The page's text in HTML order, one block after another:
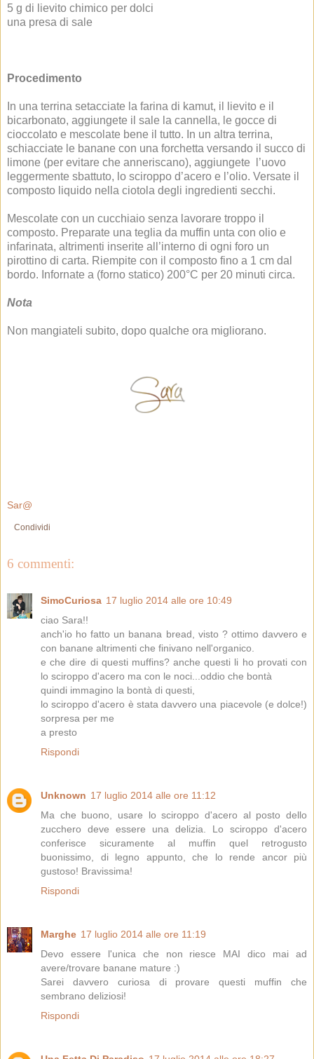
5 g di lievito chimico per dolci
una presa di sale
Procedimento
In una terrina setacciate la farina di kamut, il lievito e il
bicarbonato, aggiungete il sale la cannella, le gocce di
cioccolato e mescolate bene il tutto. In un altra terrina,
schiacciate le banane con una forchetta versando il succo di
limone (per evitare che anneriscano), aggiungete l’uovo
leggermente sbattuto, lo sciroppo d’acero e l’olio. Versate il
composto liquido nella ciotola degli ingredienti secchi.
Mescolate con un cucchiaio senza lavorare troppo il
composto. Preparate una teglia da muffin unta con olio e
infarinata, altrimenti inserite all’interno di ogni foro un
pirottino di carta. Riempite con il composto fino a 1 cm dal
bordo. Infornate a (forno statico) 200°C per 20 minuti circa.
Nota
Non mangiateli subito, dopo qualche ora migliorano.
Sar@
Condividi
6 commenti:
SimoCuriosa 17 luglio 2014 alle ore 10:49
ciao Sara!!
anch'io ho fatto un banana bread, visto ? ottimo davvero e
con banane altrimenti che finivano nell'organico.
e che dire di questi muffins? anche questi li ho provati con
lo sciroppo d'acero ma con le noci...oddio che bontà
quindi immagino la bontà di questi,
lo sciroppo d'acero è stata davvero una piacevole (e dolce!)
sorpresa per me
a presto
Rispondi
Unknown 17 luglio 2014 alle ore 11:12
Ma che buono, usare lo sciroppo d'acero al posto dello
zucchero deve essere una delizia. Lo sciroppo d'acero
conferisce sicuramente al muffin quel retrogusto
buonissimo, di legno appunto, che lo rende ancor più
gustoso! Bravissima!
Rispondi
Marghe 17 luglio 2014 alle ore 11:19
Devo essere l'unica che non riesce MAI dico mai ad
avere/trovare banane mature :)
Sarei davvero curiosa di provare questi muffin che
sembrano deliziosi!
Rispondi